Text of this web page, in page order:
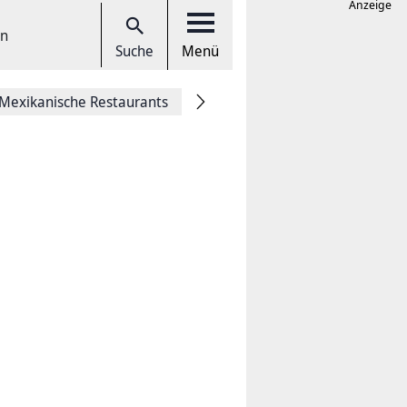
Suche Menü
Restaurants
Anzeige